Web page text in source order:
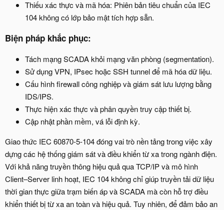
Thiếu xác thực và mã hóa: Phiên bản tiêu chuẩn của IEC
104 không có lớp bảo mật tích hợp sẵn.
Biện pháp khắc phục:​
Tách mạng SCADA khỏi mạng văn phòng (segmentation).
Sử dụng VPN, IPsec hoặc SSH tunnel để mã hóa dữ liệu.
Cấu hình firewall công nghiệp và giám sát lưu lượng bằng
IDS/IPS.
Thực hiện xác thực và phân quyền truy cập thiết bị.
Cập nhật phần mềm, vá lỗi định kỳ.
Giao thức IEC 60870-5-104 đóng vai trò nền tảng trong việc xây
dựng các hệ thống giám sát và điều khiển từ xa trong ngành điện.
Với khả năng truyền thông hiệu quả qua TCP/IP và mô hình
Client–Server linh hoạt, IEC 104 không chỉ giúp truyền tải dữ liệu
thời gian thực giữa trạm biến áp và SCADA mà còn hỗ trợ điều
khiển thiết bị từ xa an toàn và hiệu quả. Tuy nhiên, để đảm bảo an